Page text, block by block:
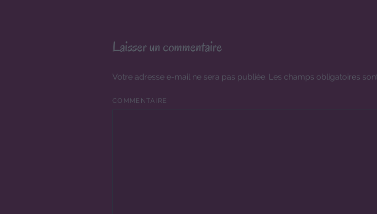
Laisser un commentaire
Votre adresse e-mail ne sera pas publiée. Les champs obligatoires
COMMENTAIRE